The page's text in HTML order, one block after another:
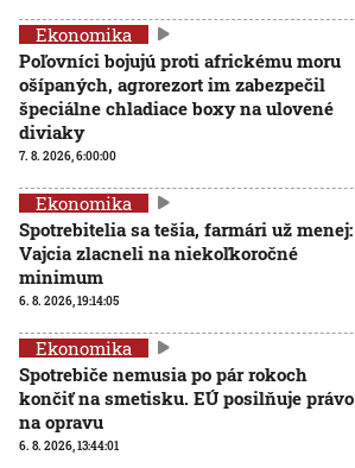
Ekonomika
Poľovníci bojujú proti africkému moru
ošípaných, agrorezort im zabezpečil
špeciálne chladiace boxy na ulovené
diviaky
7. 8. 2026, 6:00:00
Ekonomika
Spotrebitelia sa tešia, farmári už menej:
Vajcia zlacneli na niekoľkoročné
minimum
6. 8. 2026, 19:14:05
Ekonomika
Spotrebiče nemusia po pár rokoch
končiť na smetisku. EÚ posilňuje právo
na opravu
6. 8. 2026, 13:44:01